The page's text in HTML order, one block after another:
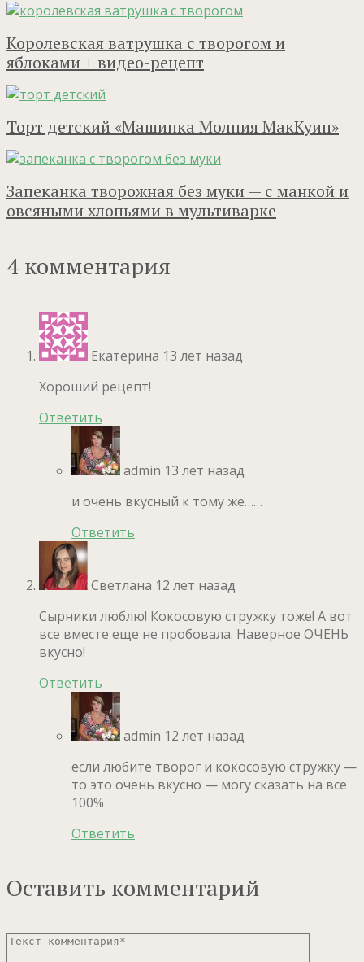
Королевская ватрушка с творогом и
яблоками + видео-рецепт
Торт детский «Машинка Молния МакКуин»
Запеканка творожная без муки — с манкой и
овсяными хлопьями в мультиварке
4 комментария
Екатерина 13 лет назад
Хороший рецепт!
Ответить
admin 13 лет назад
и очень вкусный к тому же……
Ответить
Светлана 12 лет назад
Сырники люблю! Кокосовую стружку тоже! А вот
все вместе еще не пробовала. Наверное ОЧЕНЬ
вкусно!
Ответить
admin 12 лет назад
если любите творог и кокосовую стружку —
то это очень вкусно — могу сказать на все
100%
Ответить
Оставить комментарий